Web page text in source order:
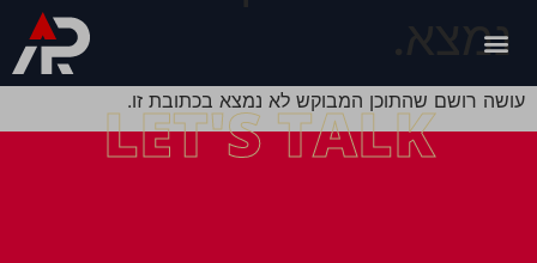
נמצא.
עושה רושם שהתוכן המבוקש לא נמצא בכתובת זו.
LET'S TALK